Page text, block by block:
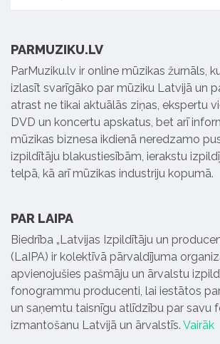
PARMUZIKU.LV
ParMuziku.lv ir online mūzikas žurnāls,
izlasīt svarīgāko par mūziku Latvijā un
atrast ne tikai aktuālās ziņas, ekspertu
DVD un koncertu apskatus, bet arī
mūzikas biznesa ikdienā neredzamo
izpildītāju blakustiesībām, ierakstu
telpā, kā arī mūzikas industriju kopumā.
PAR LAIPA
Biedrība „Latvijas Izpildītāju un
(LaIPA) ir kolektīvā pārvaldījuma
apvienojušies pašmāju un ārvalstu
fonogrammu producenti, lai iestātos
un saņemtu taisnīgu atlīdzību par savu
izmantošanu Latvijā un ārvalstīs. Vairāk